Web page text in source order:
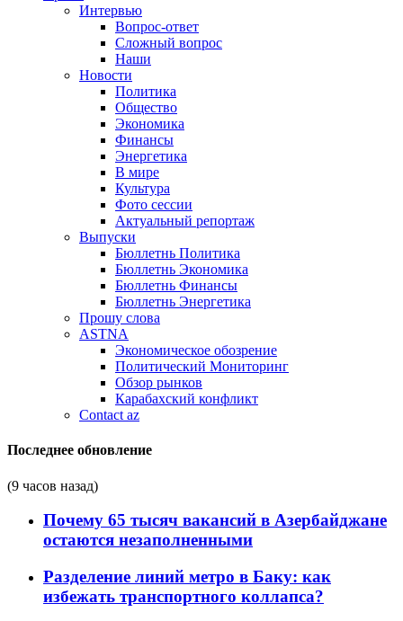
Интервью
Вопрос-ответ
Сложный вопрос
Наши
Новости
Политика
Общество
Экономика
Финансы
Энергетика
В мире
Культура
Фото сессии
Актуальный репортаж
Выпуски
Бюллетнь Политика
Бюллетнь Экономика
Бюллетнь Финансы
Бюллетнь Энергетика
Прошу слова
ASTNA
Экономическое обозрение
Политический Мониторинг
Обзор рынков
Карабахский конфликт
Contact az
Последнее обновление
(9 часов назад)
Почему 65 тысяч вакансий в Азербайджане
остаются незаполненными
Разделение линий метро в Баку: как
избежать транспортного коллапса?